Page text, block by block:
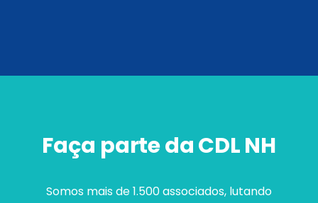
Faça parte da CDL NH
Somos mais de 1.500 associados, lutando